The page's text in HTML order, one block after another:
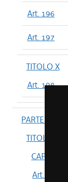
Art. 196
Art. 197
TITOLO X
Art. 198
PARTE IV
TITOLO I
CAPO I
Art. 199